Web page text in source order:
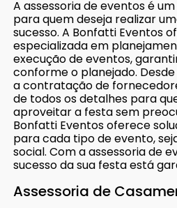
A assessoria de eventos é
para quem deseja realizar
sucesso. A Bonfatti Eventos
especializada em
execução de eventos,
conforme o planejado.
a contratação de
de todos os detalhes para
aproveitar a festa sem
Bonfatti Eventos oferece
para cada tipo de evento,
social. Com a assessoria de
sucesso da sua festa está
Assessoria de